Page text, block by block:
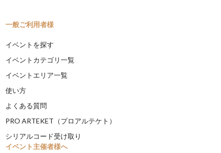
一般ご利用者様
イベントを探す
イベントカテゴリ一覧
イベントエリア一覧
使い方
よくある質問
PRO ARTEKET（プロアルテケト）
シリアルコード受け取り
イベント主催者様へ